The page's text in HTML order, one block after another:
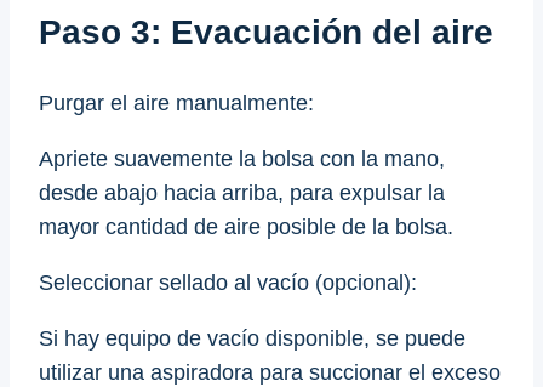
Paso 3: Evacuación del aire
Purgar el aire manualmente:
Apriete suavemente la bolsa con la mano,
desde abajo hacia arriba, para expulsar la
mayor cantidad de aire posible de la bolsa.
Seleccionar sellado al vacío (opcional):
Si hay equipo de vacío disponible, se puede
utilizar una aspiradora para succionar el exceso